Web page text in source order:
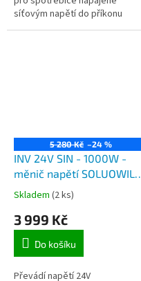
síťovým napětí do příkonu
3500W.
5 280 Kč –24 %
INV 24V SIN - 1000W -
měnič napětí SOLUOWILL
z 24V na 230V, výkon
1000W čistá sinusovka
Skladem (2 ks)
3 999 Kč
Do košíku
Převádí napětí 24V